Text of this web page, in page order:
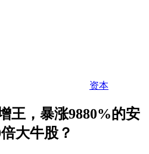
资本
王，暴涨9880%的安
大牛股？